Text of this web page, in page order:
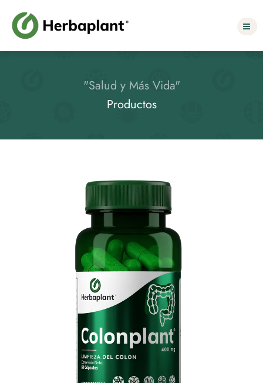
"Salud y Más Vida"
Productos
Select Language▼